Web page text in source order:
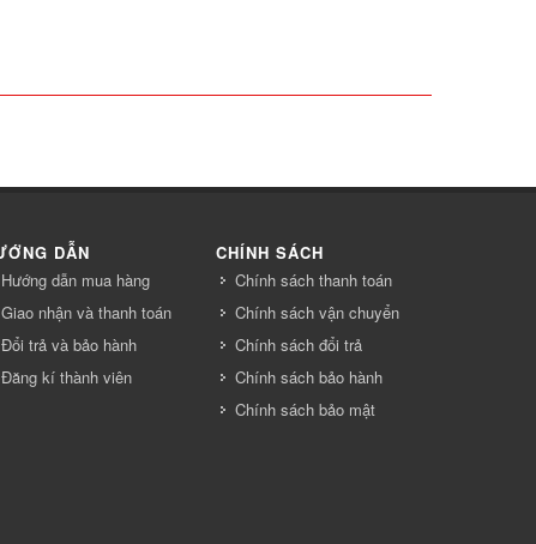
DẪN
Hướng dẫn mua hàng
Giao nhận và thanh toán
Đổi trả và bảo hành
Đăng kí thành viên
CHÍNH SÁCH
Chính sách thanh toán
Chính sách vận chuyển
Chính sách đổi trả
Chính sách bảo hành
Chính sách bảo mật